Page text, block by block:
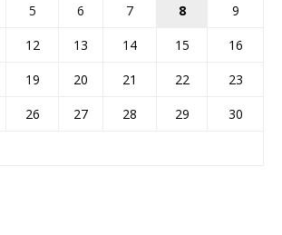
5 6 7 8
9
12 13 14 15
16
19 20 21 22
23
26 27 28 29
30